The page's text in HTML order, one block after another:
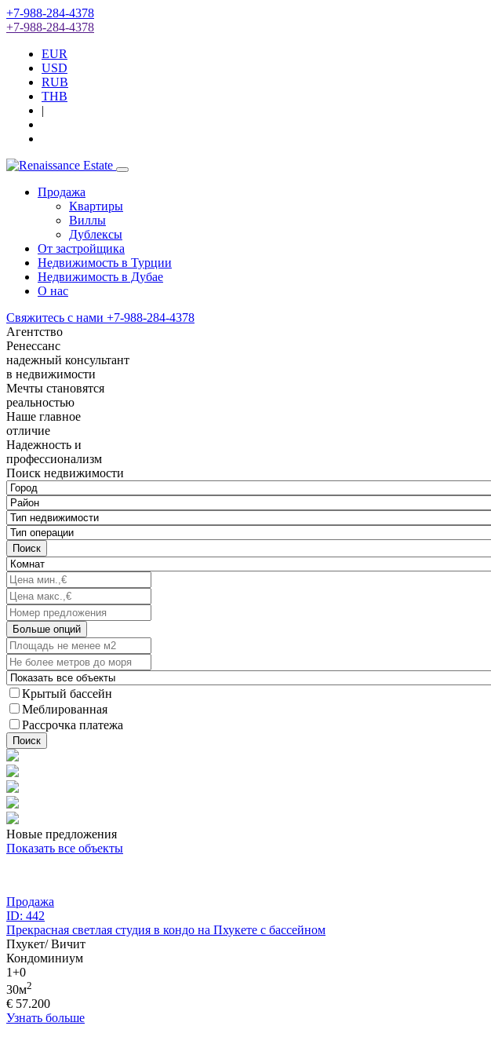
+7-988-284-4378
+7-988-284-4378
EUR
USD
RUB
THB
|
Продажа
Квартиры
Виллы
Дублексы
От застройщика
Недвижимость в Турции
Недвижимость в Дубае
О нас
Свяжитесь с нами +7-988-284-4378
Агентство
Ренессанс
надежный консультант
в недвижимости
Мечты становятся
реальностью
Наше главное
отличие
Надежность и
профессионализм
Поиск недвижимости
Поиск
Больше опций
Крытый бассейн
Меблированная
Рассрочка платежа
Поиск
Новые предложения
Показать все объекты
Продажа
ID: 442
Прекрасная светлая студия в кондо на Пхукете с бассейном
Пхукет/ Вичит
Кондоминиум
1+0
30м2
€ 57.200
Узнать больше